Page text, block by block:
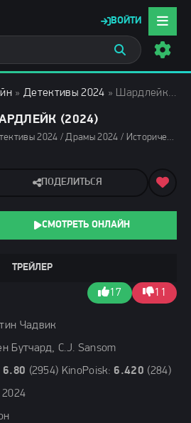
ВОЙТИ
»Детективы 2024 » Шардлейк (2024)
(2024)
Детективы 2024 / Драмы 2024 / Исторические фильмы 2024 / Триллеры 2024 / Сериалы 2024 / Новинки сериалов 2024 / Фильмы 2024 / Сериалы в озвучке TVShows / Сериалы в озвучке LostFilm / Сериалы в озвучке HDrezka Studio / Смотреть фильмы онлайн
Чадвик
Бутчард, C.J. Sansom
6.80 (2954) KinoPoisk: 6.420 (284)
2024
ТРЕЙЛЕР
17 11
ПОДЕЛИТЬСЯ
СМОТРЕТЬ ОНЛАЙН